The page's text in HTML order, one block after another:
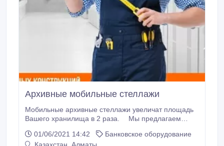
Архивные мобильные стеллажи
Мобильные архивные стеллажи увеличат площадь
Вашего хранилища в 2 раза. ⠀ Мы предлагаем
производителей. ⠀ Подберем максимально
01/06/2021 14:42
Банковское оборудование